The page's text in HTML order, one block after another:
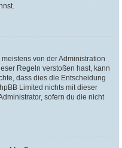
von der Administration
Regeln verstoßen hast, kann
dass dies die Entscheidung
Limited nichts mit dieser
sofern du die nicht